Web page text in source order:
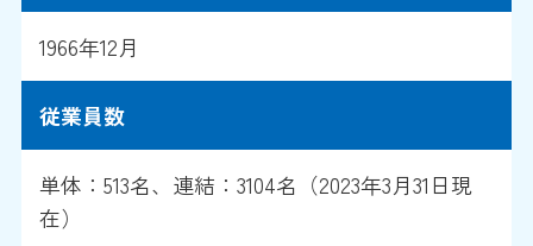
1966年12月
従業員数
単体：513名、連結：3104名（2023年3月31日現
在）